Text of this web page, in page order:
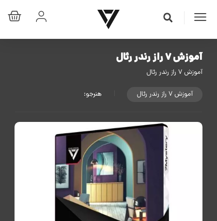
آموزش ۷ راز رندر رئال
آموزش ۷ راز رندر رئال
آموزش ۷ راز رندر رئال هنرجو: